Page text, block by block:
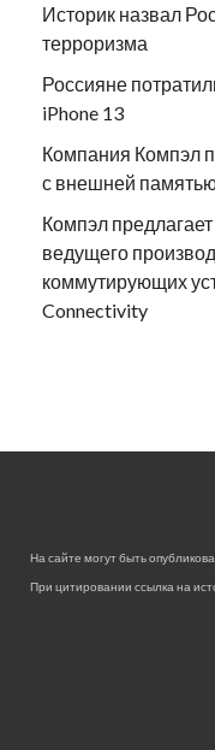
Историк назвал
терроризма
Россияне
iPhone 13
Компания Компэл
с внешней
Компэл
ведущего
коммутирующих
Connectivity
На сайте могут быть
При цитировании ссылка на